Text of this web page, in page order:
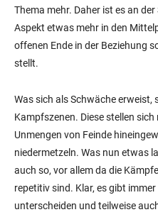
Thema mehr. Daher ist es an
Aspekt etwas mehr in den
offenen Ende in der Beziehung
stellt.
Was sich als Schwäche erweist,
Kampfszenen. Diese stellen
Unmengen von Feinde
niedermetzeln. Was nun etwas
auch so, vor allem da die
repetitiv sind. Klar, es gibt
unterscheiden und teilweise